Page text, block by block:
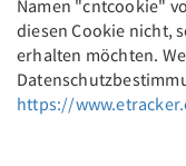
Namen "cntcookie"
diesen Cookie nicht,
erhalten möchten.
https://